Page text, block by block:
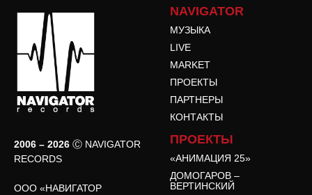
2006 – 2026 Ⓒ NAVIGATOR
RECORDS
ООО «НАВИГАТОР
NAVIGATOR
МУЗЫКА
LIVE
MARKET
ПРОЕКТЫ
ПАРТНЕРЫ
КОНТАКТЫ
ПРОЕКТЫ
«АНИМАЦИЯ 25»
ДОМОГАРОВ –
ВЕРТИНСКИЙ